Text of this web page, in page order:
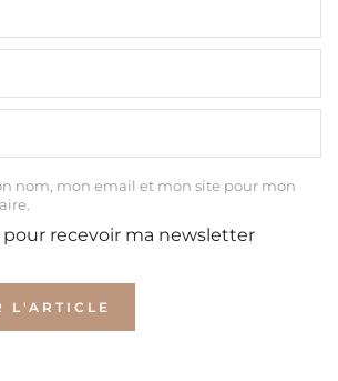
nom, mon email et mon site pour mon
pour recevoir ma newsletter